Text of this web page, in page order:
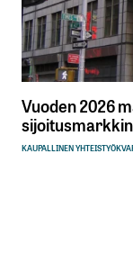
Vuoden 2026
KAUPALLINEN YHTEISTYÖ